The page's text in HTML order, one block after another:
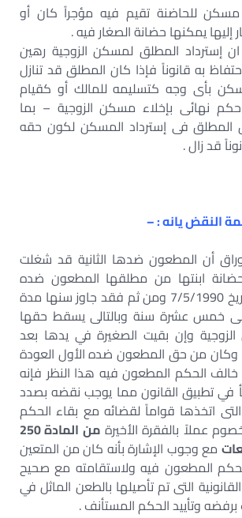
للحاضنة تقيم فيه مؤجراً كان أو
إليها يمكنها حضانة الصغار فيه .
ان إسترداد المطلق لمسكن الزوجية رهين
به قانوناً فإذا كان المطلق قد تنازل
بأى وجه كتسليمه للمالك أو كقيام
حكم نهائى بإخلاء مسكن الزوجية – بما
فى إسترداد المسكن لكون حقه
قد زال .
النقض يانه : –
أن المطعون ضدها الثانية قد شغلت
ابنتها من مطلقها المطعون ضده
الأول المولودة بتاريخ 7/5/1990 ومن ثم فقد جاوز سنها مدة
خمس عشرة سنة وبالتالى يسقط حقها
وإن بقيت الصغيرة في يدها بعد
وكان من حق المطعون ضده الأول العودة
الحكم المطعون فيه هذا النظر فإنه
في تطبيق القانون مما يوجب نقضه بصدد
التى اتخذها قواماً لقضائه مع بقاء الحكم
عملاً بالفقرة الأخيرة
من المادة 250
مع وجوب الإشارة بأنه كان من المتعين
المطعون فيه ولاستقامته مع صحيح
التى تم تأصيلها بالطعن الماثل في
وتأييد الحكم المستأنف .